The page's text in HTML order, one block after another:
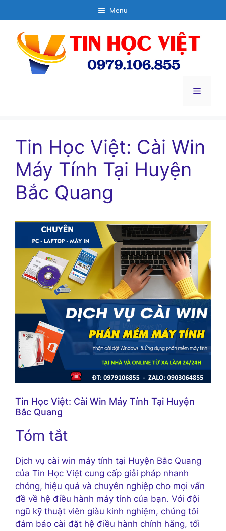
đến
dung
Menu
Menu
Tin Học Việt: Cài Win
Máy Tính Tại Huyện
Bắc Quang
Tin Học Việt: Cài Win Máy Tính Tại Huyện
Bắc Quang
Tóm tắt
Dịch vụ cài win máy tính tại Huyện Bắc Quang
của Tin Học Việt cung cấp giải pháp nhanh
chóng, hiệu quả và chuyên nghiệp cho mọi vấn
đề về hệ điều hành máy tính của bạn. Với đội
ngũ kỹ thuật viên giàu kinh nghiệm, chúng tôi
đảm bảo cài đặt hệ điều hành chính hãng, tối